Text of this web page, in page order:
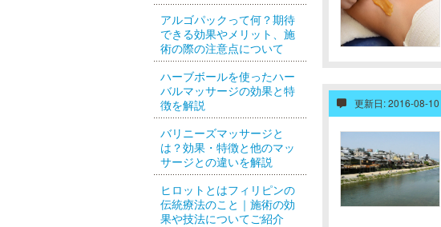
アルゴパックって何？期待
できる効果やメリット、施
術の際の注意点について
ハーブボールを使ったハー
バルマッサージの効果と特
徴を解説
バリニーズマッサージと
は？効果・特徴と他のマッ
サージとの違いを解説
ヒロットとはフィリピンの
伝統療法のこと｜施術の効
果や技法についてご紹介
更新日: 2016-08-10